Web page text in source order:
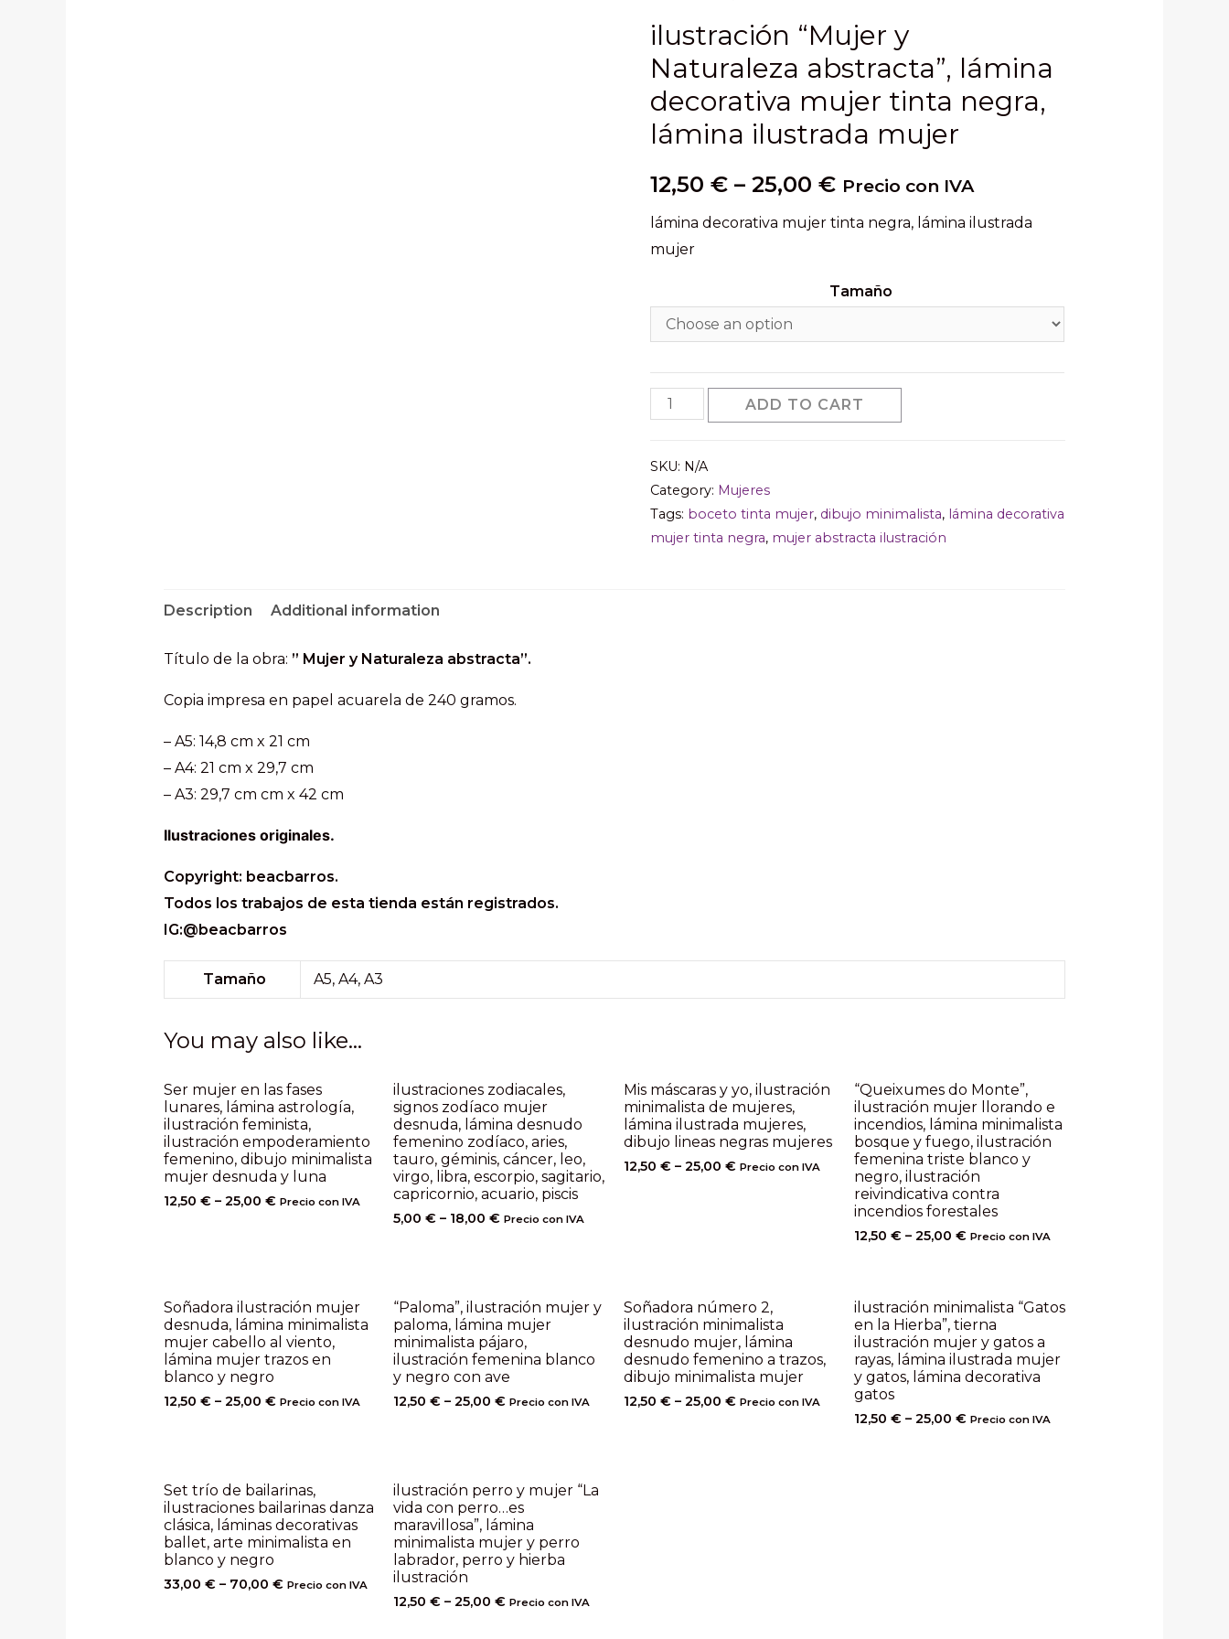
ilustración “Mujer y
Naturaleza abstracta”, lámina
decorativa mujer tinta negra,
lámina ilustrada mujer
12,50€ –25,00€ Precio con IVA
lámina decorativa mujer tinta negra, lámina ilustrada
mujer
Tamaño
ilustración
abstracta",
lámina
ADD TO CART
SKU: N/A
Category: Mujeres
Tags: boceto tinta mujer, dibujo minimalista, lámina decorativa
mujer tinta negra, mujer abstracta ilustración
Description Additional information
Título de la obra: ” Mujer y Naturaleza abstracta”.
Copia impresa en papel acuarela de 240 gramos.
– A5: 14,8 cm x 21 cm
– A4: 21 cm x 29,7 cm
– A3: 29,7 cm cm x 42 cm
Ilustraciones originales.
Copyright: beacbarros.
Todos los trabajos de esta tienda están registrados.
IG:@beacbarros
Tamaño A5, A4, A3
You may also like…
Ser mujer en las fases
lunares, lámina astrología,
ilustración feminista,
ilustración empoderamiento
femenino, dibujo minimalista
mujer desnuda y luna
12,50 € – 25,00 € Precio con IVA
ilustraciones zodiacales,
signos zodíaco mujer
desnuda, lámina desnudo
femenino zodíaco, aries,
tauro, géminis, cáncer, leo,
virgo, libra, escorpio, sagitario,
capricornio, acuario, piscis
5,00€ – 18,00€ Precio con IVA
Mis máscaras y yo, ilustración
minimalista de mujeres,
lámina ilustrada mujeres,
dibujo lineas negras mujeres
12,50 € – 25,00 € Precio con IVA
“Queixumes do Monte”,
ilustración mujer llorando e
incendios, lámina minimalista
bosque y fuego, ilustración
femenina triste blanco y
negro, ilustración
reivindicativa contra
incendios forestales
12,50 € – 25,00 € Precio con IVA
Soñadora ilustración mujer
desnuda, lámina minimalista
mujer cabello al viento,
lámina mujer trazos en
blanco y negro
12,50 € – 25,00 € Precio con IVA
“Paloma”, ilustración mujer y
paloma, lámina mujer
minimalista pájaro,
ilustración femenina blanco
y negro con ave
12,50€ –25,00€ Precio con IVA
Soñadora número 2,
ilustración minimalista
desnudo mujer, lámina
desnudo femenino a trazos,
dibujo minimalista mujer
12,50 € – 25,00 € Precio con IVA
ilustración minimalista “Gatos
en la Hierba”, tierna
ilustración mujer y gatos a
rayas, lámina ilustrada mujer
y gatos, lámina decorativa
gatos
12,50 € – 25,00 € Precio con IVA
Set trío de bailarinas,
ilustraciones bailarinas danza
clásica, láminas decorativas
ballet, arte minimalista en
blanco y negro
33,00 € – 70,00 € Precio con IVA
ilustración perro y mujer “La
vida con perro…es
maravillosa”, lámina
minimalista mujer y perro
labrador, perro y hierba
ilustración
12,50€ –25,00€ Precio con IVA